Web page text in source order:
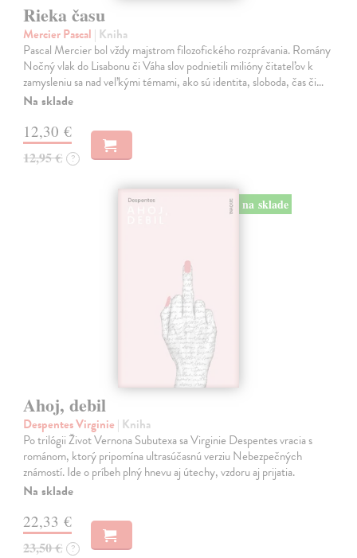
Rieka času
Mercier Pascal | Kniha
Pascal Mercier bol vždy majstrom filozofického rozprávania. Romány
Nočný vlak do Lisabonu či Váha slov podnietili milióny čitateľov k
zamysleniu sa nad veľkými témami, ako sú identita, sloboda, čas či…
Na sklade
12,30 €
12,95 € ?
na sklade
Ahoj, debil
Despentes Virginie | Kniha
Po trilógii Život Vernona Subutexa sa Virginie Despentes vracia s
románom, ktorý pripomína ultrasúčasnú verziu Nebezpečných
známostí. Ide o príbeh plný hnevu aj útechy, vzdoru aj prijatia.
Na sklade
22,33 €
23,50 € ?